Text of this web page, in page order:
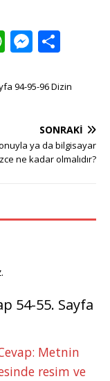
W
at
p
M
ss
n
g
ar
94-95-96 Dizin
SONRAKI
ya da bilgisayar
ne kadar olmalıdır?
.
54-55. Sayfa
Metnin
resim ve